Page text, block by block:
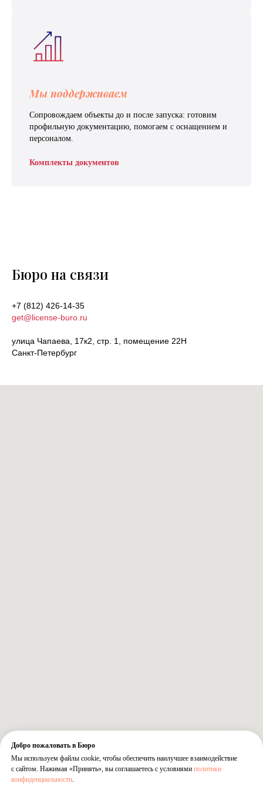
Мы поддерживаем
Сопровождаем объекты до и после запуска: готовим
профильную документацию, помогаем с оснащением и
персоналом.
Комплекты документов
Бюро на связи
+7 (812) 426-14-35
get@license-buro.ru
улица Чапаева, 17к2, стр. 1, помещение 22Н
Санкт-Петербург
Добро пожаловать в Бюро
Мы используем файлы cookie, чтобы обеспечить наилучшее взаимодействие
с сайтом. Нажимая «Принять», вы соглашаетесь с условиями политики
конфиденциальности.